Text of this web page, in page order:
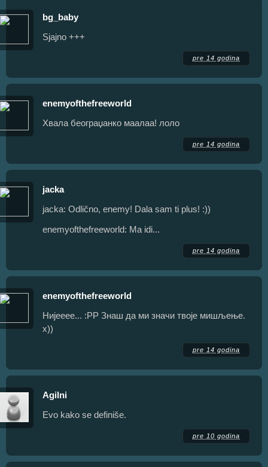
bg_baby
Sjajno +++
pre 14 godina
enemyofthefreeworld
Хвала београџанко маалаа! лоло
pre 14 godina
jacka
jacka: Odlično, enemy! Dala sam ti plus! :))
enemyofthefreeworld: Ma idi...
pre 14 godina
enemyofthefreeworld
Нијееее... :РР Знаш да ми значи твоје мишљење.
х))
pre 14 godina
Agilni
Evo kako se definiše.
pre 10 godina